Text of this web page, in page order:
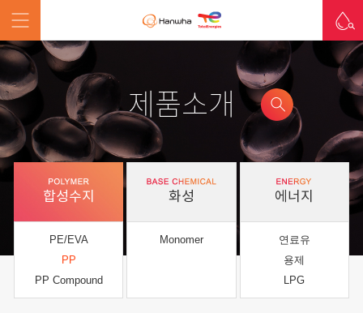
제품소개
합성수지
PE/EVA
PP
PP Compound
화성
Monomer
에너지
연료유
용제
LPG